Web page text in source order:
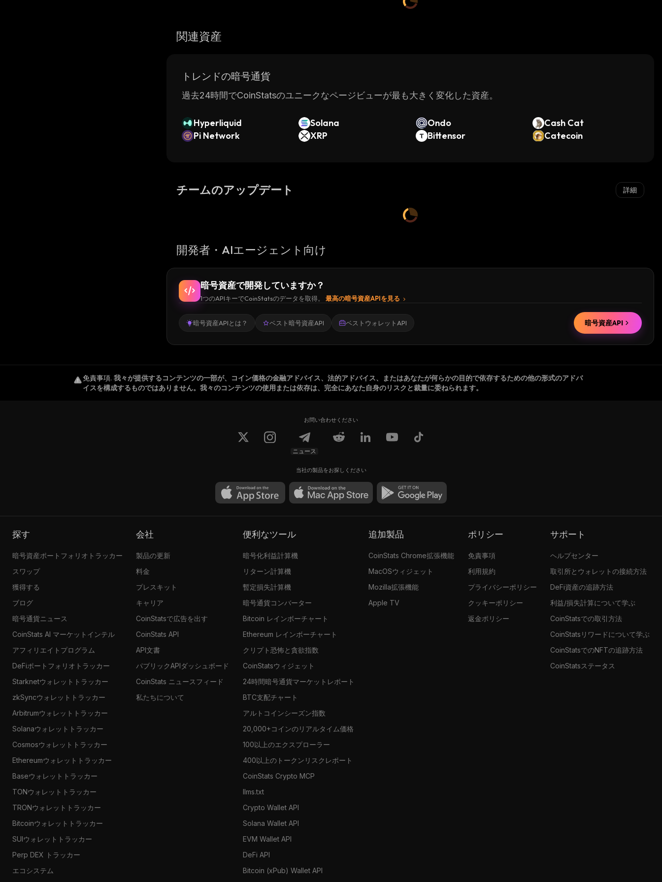
関連資産
トレンドの暗号通貨
過去24時間でCoinStatsのユニークなページビューが最も大きく変化した資産。
Hyperliquid Solana Ondo
Cash Cat
Pi Network
XRP Bittensor Catecoin
チームのアップデート 詳細
開発者・AIエージェント向け
暗号資産で開発していますか？
1つのAPIキーでCoinStatsのデータを取得。 最高の暗号資産APIを見る
暗号資産APIとは？ ベスト暗号資産API ベストウォレットAPI 暗号資産API
免責事項. 我々が提供するコンテンツの一部が、コイン価格の金融アドバイス、法的アドバイス、またはあなたが何らかの目的で依存するための他の形式のアドバ
イスを構成するものではありません。我々のコンテンツの使用または依存は、完全にあなた自身のリスクと裁量に委ねられます。
お問い合わせください
ニュース
当社の製品をお探しください
探す
暗号資産ポートフォリオトラッカー
スワップ
獲得する
ブログ
暗号通貨ニュース
CoinStats AI マーケットインテル
アフィリエイトプログラム
DeFiポートフォリオトラッカー
Starknetウォレットトラッカー
zkSyncウォレットトラッカー
Arbitrumウォレットトラッカー
Solanaウォレットトラッカー
Cosmosウォレットトラッカー
Ethereumウォレットトラッカー
Baseウォレットトラッカー
TONウォレットトラッカー
TRONウォレットトラッカー
Bitcoinウォレットトラッカー
SUIウォレットトラッカー
Perp DEX トラッカー
エコシステム
会社
製品の更新
料金
プレスキット
キャリア
CoinStatsで広告を出す
CoinStats API
API文書
パブリックAPIダッシュボード
CoinStats ニュースフィード
私たちについて
便利なツール
暗号化利益計算機
リターン計算機
暫定損失計算機
暗号通貨コンバーター
Bitcoin レインボーチャート
Ethereum レインボーチャート
クリプト恐怖と貪欲指数
CoinStatsウィジェット
24時間暗号通貨マーケットレポート
BTC支配チャート
アルトコインシーズン指数
20,000+コインのリアルタイム価格
100以上のエクスプローラー
400以上のトークンリスクレポート
CoinStats Crypto MCP
llms.txt
Crypto Wallet API
Solana Wallet API
EVM Wallet API
DeFi API
Bitcoin (xPub) Wallet API
追加製品
CoinStats Chrome拡張機能
MacOSウィジェット
Mozilla拡張機能
Apple TV
ポリシー
免責事項
利用規約
プライバシーポリシー
クッキーポリシー
返金ポリシー
サポート
ヘルプセンター
取引所とウォレットの接続方法
DeFi資産の追跡方法
利益/損失計算について学ぶ
CoinStatsでの取引方法
CoinStatsリワードについて学ぶ
CoinStatsでのNFTの追跡方法
CoinStatsステータス